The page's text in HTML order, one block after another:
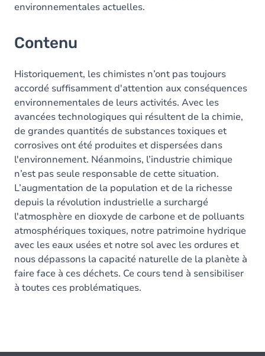
environnementales actuelles.
Contenu
Historiquement, les chimistes n’ont pas toujours
accordé suffisamment d'attention aux conséquences
environnementales de leurs activités. Avec les
avancées technologiques qui résultent de la chimie,
de grandes quantités de substances toxiques et
corrosives ont été produites et dispersées dans
l'environnement. Néanmoins, l’industrie chimique
n’est pas seule responsable de cette situation.
L’augmentation de la population et de la richesse
depuis la révolution industrielle a surchargé
l'atmosphère en dioxyde de carbone et de polluants
atmosphériques toxiques, notre patrimoine hydrique
avec les eaux usées et notre sol avec les ordures et
nous dépassons la capacité naturelle de la planète à
faire face à ces déchets. Ce cours tend à sensibiliser
à toutes ces problématiques.